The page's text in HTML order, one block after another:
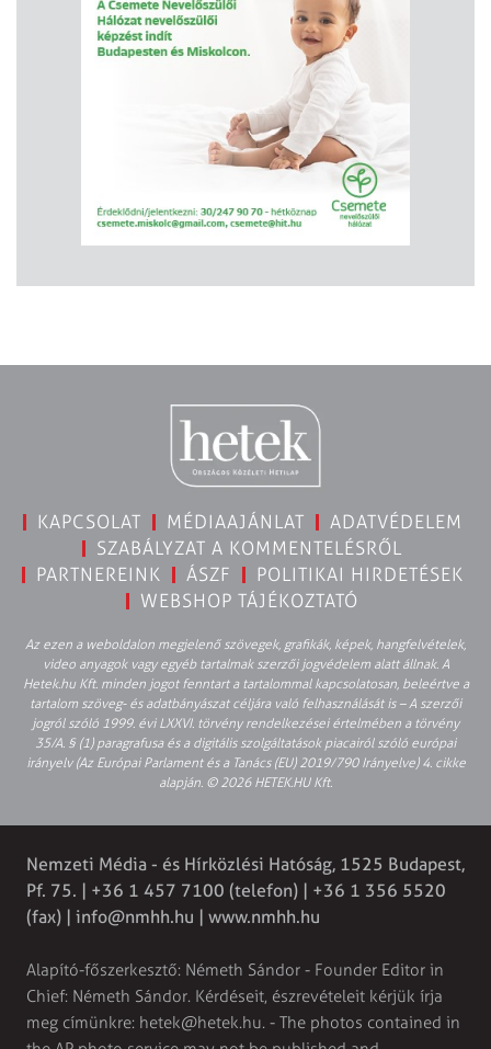
KAPCSOLAT MÉDIAAJÁNLAT
ADATVÉDELEM
SZABÁLYZAT A KOMMENTELÉSRŐL
PARTNEREINK
ÁSZF
POLITIKAI HIRDETÉSEK
WEBSHOP TÁJÉKOZTATÓ
Az ezen a weboldalon megjelenő szövegek, grafikák, képek, hangfelvételek,
video anyagok vagy egyéb tartalmak szerzői jogvédelem alatt állnak. A
Hetek.hu Kft. minden jogot fenntart a tartalommal kapcsolatosan, beleértve a
tartalom szöveg- és adatbányászat céljára való felhasználását is – A szerzői
jogról szóló 1999. évi LXXVI. törvény rendelkezései értelmében a törvény
35/A. § (1) paragrafusa és a digitális szolgáltatások piacairól szóló európai
irányelv (Az Európai Parlament és a Tanács (EU) 2019/790 Irányelve) 4. cikke
alapján. © 2026 HETEK.HU Kft.
Nemzeti Média - és Hírközlési Hatóság, 1525 Budapest,
Pf. 75. | +36 1 457 7100 (telefon) | +36 1 356 5520
(fax) | info@nmhh.hu | www.nmhh.hu
Alapító-főszerkesztő: Németh Sándor - Founder Editor in
Chief: Németh Sándor. Kérdéseit, észrevételeit kérjük írja
meg címünkre: hetek@hetek.hu. - The photos contained in